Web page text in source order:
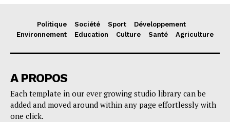
Politique Société Sport
Développement
Environnement
Education Culture Santé Agriculture
A PROPOS
Each template in our ever growing studio library can be
added and moved around within any page effortlessly with
one click.